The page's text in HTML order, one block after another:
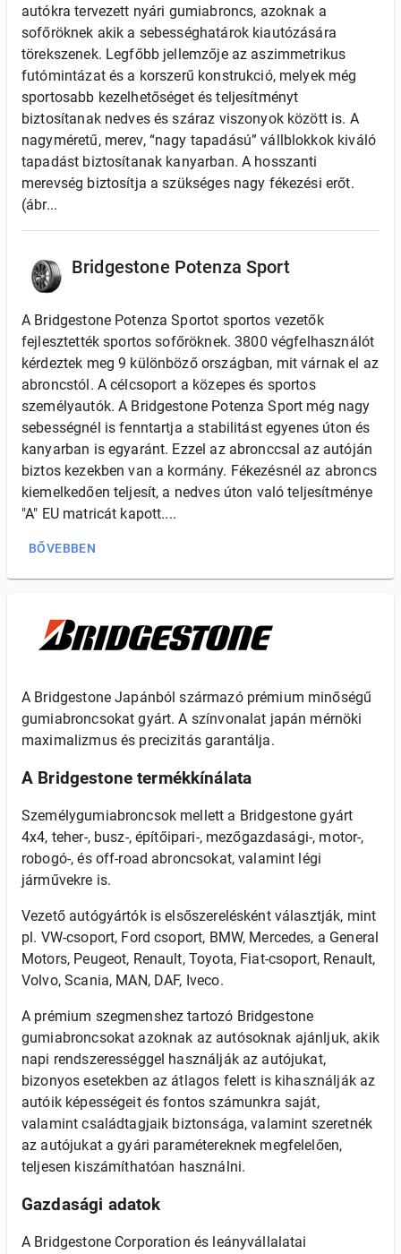
autókra tervezett nyári gumiabroncs, azoknak a
sofőröknek akik a sebességhatárok kiautózására
törekszenek. Legfőbb jellemzője az aszimmetrikus
futómintázat és a korszerű konstrukció, melyek még
sportosabb kezelhetőséget és teljesítményt
biztosítanak nedves és száraz viszonyok között is. A
nagyméretű, merev, “nagy tapadású” vállblokkok kiváló
tapadást biztosítanak kanyarban. A hosszanti
merevség biztosítja a szükséges nagy fékezési erőt.
(ábr...
Bridgestone Potenza Sport
A Bridgestone Potenza Sportot sportos vezetők
fejlesztették sportos sofőröknek. 3800 végfelhasználót
kérdeztek meg 9 különböző országban, mit várnak el az
abroncstól. A célcsoport a közepes és sportos
személyautók. A Bridgestone Potenza Sport még nagy
sebességnél is fenntartja a stabilitást egyenes úton és
kanyarban is egyaránt. Ezzel az abronccsal az autóján
biztos kezekben van a kormány. Fékezésnél az abroncs
kiemelkedően teljesít, a nedves úton való teljesítménye
"A" EU matricát kapott....
BŐVEBBEN
A Bridgestone Japánból származó prémium minőségű
gumiabroncsokat gyárt. A színvonalat japán mérnöki
maximalizmus és precizitás garantálja.
A Bridgestone termékkínálata
Személygumiabroncsok mellett a Bridgestone gyárt
4x4, teher-, busz-, építőipari-, mezőgazdasági-, motor-,
robogó-, és off-road abroncsokat, valamint légi
járművekre is.
Vezető autógyártók is elsőszerelésként választják, mint
pl. VW-csoport, Ford csoport, BMW, Mercedes, a General
Motors, Peugeot, Renault, Toyota, Fiat-csoport, Renault,
Volvo, Scania, MAN, DAF, Iveco.
A prémium szegmenshez tartozó Bridgestone
gumiabroncsokat azoknak az autósoknak ajánljuk, akik
napi rendszerességgel használják az autójukat,
bizonyos esetekben az átlagos felett is kihasználják az
autóik képességeit és fontos számunkra saját,
valamint családtagjaik biztonsága, valamint szeretnék
az autójukat a gyári paramétereknek megfelelően,
teljesen kiszámíthatóan használni.
Gazdasági adatok
A Bridgestone Corporation és leányvállalatai